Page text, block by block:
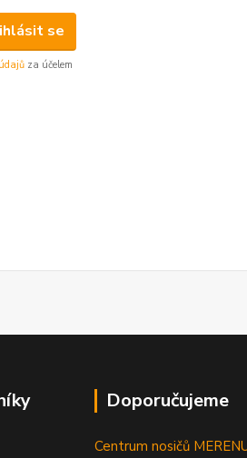
se
za účelem
Doporučujeme
Centrum nosičů